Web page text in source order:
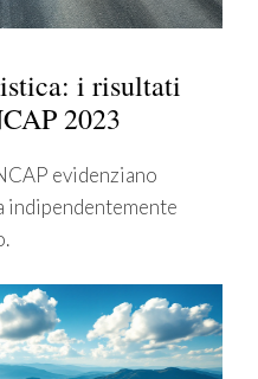
i risultati
2023
evidenziano
indipendentemente